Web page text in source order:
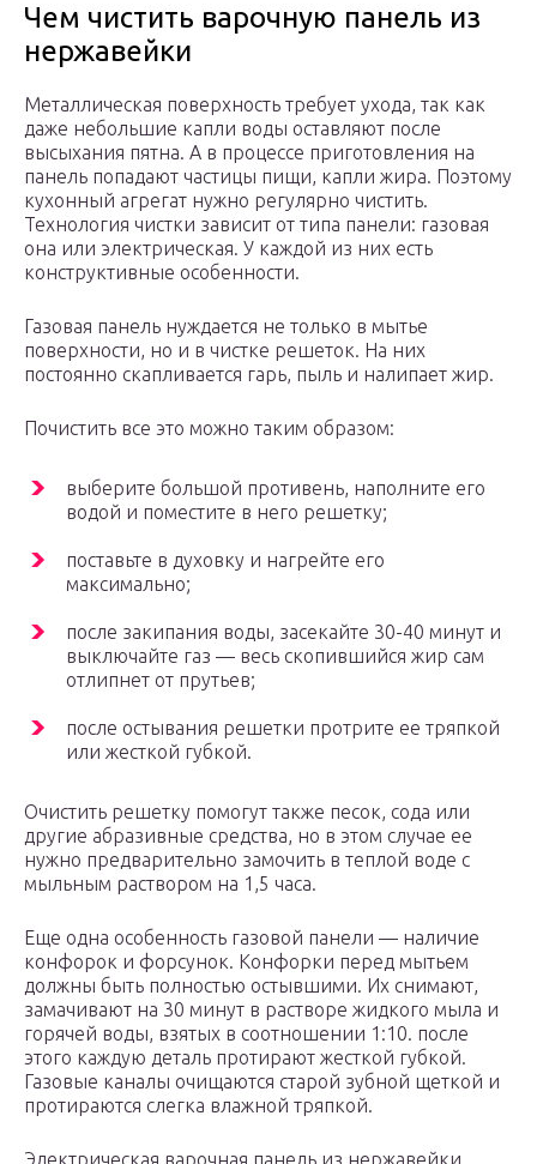
Чем чистить варочную панель из
нержавейки
Металлическая поверхность требует ухода, так как
даже небольшие капли воды оставляют после
высыхания пятна. А в процессе приготовления на
панель попадают частицы пищи, капли жира. Поэтому
кухонный агрегат нужно регулярно чистить.
Технология чистки зависит от типа панели: газовая
она или электрическая. У каждой из них есть
конструктивные особенности.
Газовая панель нуждается не только в мытье
поверхности, но и в чистке решеток. На них
постоянно скапливается гарь, пыль и налипает жир.
Почистить все это можно таким образом:
выберите большой противень, наполните его
водой и поместите в него решетку;
поставьте в духовку и нагрейте его
максимально;
после закипания воды, засекайте 30-40 минут и
выключайте газ — весь скопившийся жир сам
отлипнет от прутьев;
после остывания решетки протрите ее тряпкой
или жесткой губкой.
Очистить решетку помогут также песок, сода или
другие абразивные средства, но в этом случае ее
нужно предварительно замочить в теплой воде с
мыльным раствором на 1,5 часа.
Еще одна особенность газовой панели — наличие
конфорок и форсунок. Конфорки перед мытьем
должны быть полностью остывшими. Их снимают,
замачивают на 30 минут в растворе жидкого мыла и
горячей воды, взятых в соотношении 1:10. после
этого каждую деталь протирают жесткой губкой.
Газовые каналы очищаются старой зубной щеткой и
протираются слегка влажной тряпкой.
Электрическая варочная панель из нержавейки